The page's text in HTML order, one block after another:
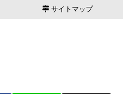
サイトマップ